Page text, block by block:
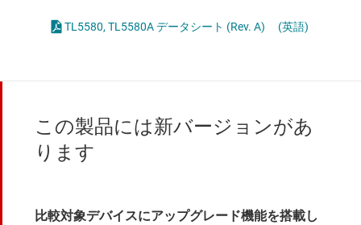
TL5580, TL5580A データシート (Rev. A) (英語)
この製品には新バージョンがあ
ります
比較対象デバイスにアップグレード機能を搭載し